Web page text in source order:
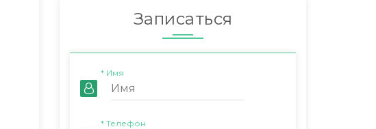
Записаться
* Имя
* Телефон